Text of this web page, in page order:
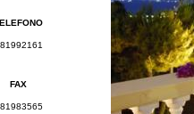
FAX